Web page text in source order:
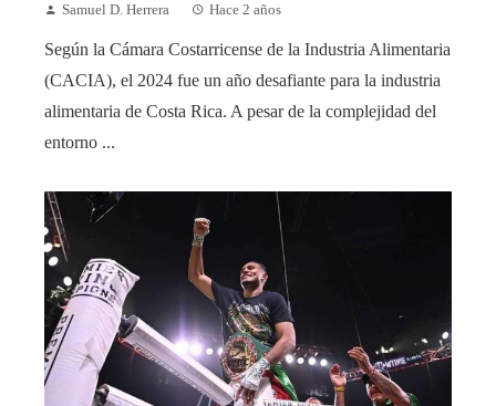
Samuel D. Herrera Hace 2 años
Según la Cámara Costarricense de la Industria Alimentaria
(CACIA), el 2024 fue un año desafiante para la industria
alimentaria de Costa Rica. A pesar de la complejidad del
entorno ...